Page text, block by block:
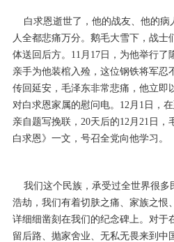
白求恩逝世了，他的战友、他的病
人全都悲痛万分。鹅毛大雪下，战士
体送回后方。11月17日，为他举行了
亲手为他装棺入殓，这位钢铁将军忍
传回延安，毛泽东非常悲痛，他立即
对白求恩家属的慰问电。12月1日，
亲自题写挽联，20天后的12月21日
白求恩》一文，号召全党向他学习。
我们这个民族，承受过全世界很多
浩劫，我们有着切肤之痛、家族之恨
详细细凿刻在我们的纪念碑上。对于
留后路、抛家舍业、无私无畏来到中